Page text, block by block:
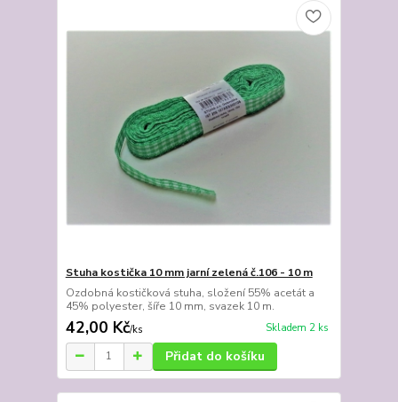
Stuha kostička 10 mm jarní zelená č.106 - 10 m
Ozdobná kostičková stuha, složení 55% acetát a
45% polyester, šíře 10 mm, svazek 10 m.
42,00 Kč/ks Skladem 2 ks
Přidat do košíku